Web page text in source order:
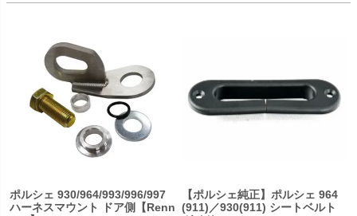
ポルシェ 997 04-11
ポルシェ 997 04-11
ポルシェ 930/964/993/996/997
ハーネスマウント ドア側【Renn
【ポルシェ純正】ポルシェ 964
(911)／930(911) シートベルト